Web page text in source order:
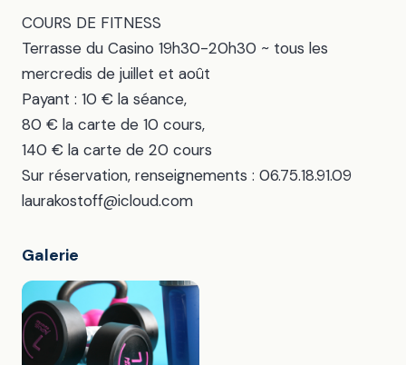
COURS DE FITNESS
Terrasse du Casino 19h30-20h30 ~ tous les
mercredis de juillet et août
Payant : 10 € la séance,
80 € la carte de 10 cours,
140 € la carte de 20 cours
Sur réservation, renseignements : 06.75.18.91.09
laurakostoff@icloud.com
Galerie